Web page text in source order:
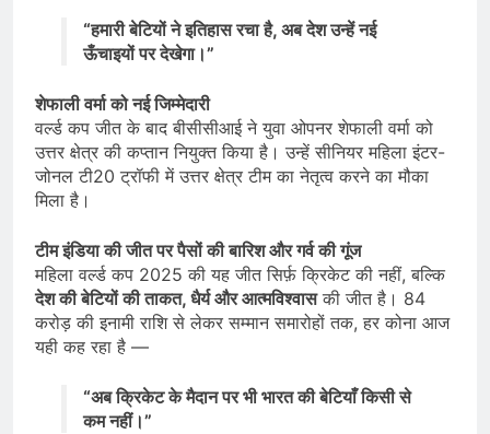
“हमारी बेटियों ने इतिहास रचा है, अब देश उन्हें नई
ऊँचाइयों पर देखेगा।”
शेफाली वर्मा को नई जिम्मेदारी
वर्ल्ड कप जीत के बाद बीसीसीआई ने युवा ओपनर शेफाली वर्मा को
उत्तर क्षेत्र की कप्तान नियुक्त किया है। उन्हें सीनियर महिला इंटर-
जोनल टी20 ट्रॉफी में उत्तर क्षेत्र टीम का नेतृत्व करने का मौका
मिला है।
टीम इंडिया की जीत पर पैसों की बारिश और गर्व की गूंज
महिला वर्ल्ड कप 2025 की यह जीत सिर्फ़ क्रिकेट की नहीं, बल्कि
देश की बेटियों की ताकत, धैर्य और आत्मविश्वासकी जीत है। 84
करोड़ की इनामी राशि से लेकर सम्मान समारोहों तक, हर कोना आज
यही कह रहा है —
“अब क्रिकेट के मैदान पर भी भारत की बेटियाँ किसी से
कम नहीं।”